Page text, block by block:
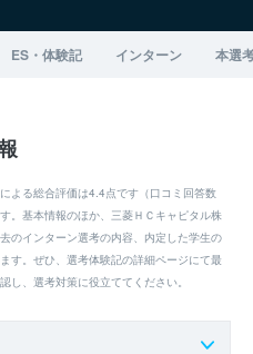
ES・体験記 インターン 本選
よる総合評価は4.4点です（口コミ回答数
。基本情報のほか、三菱ＨＣキャピタル株
のインターン選考の内容、内定した学生の
す。ぜひ、選考体験記の詳細ページにて最
し、選考対策に役立ててください。